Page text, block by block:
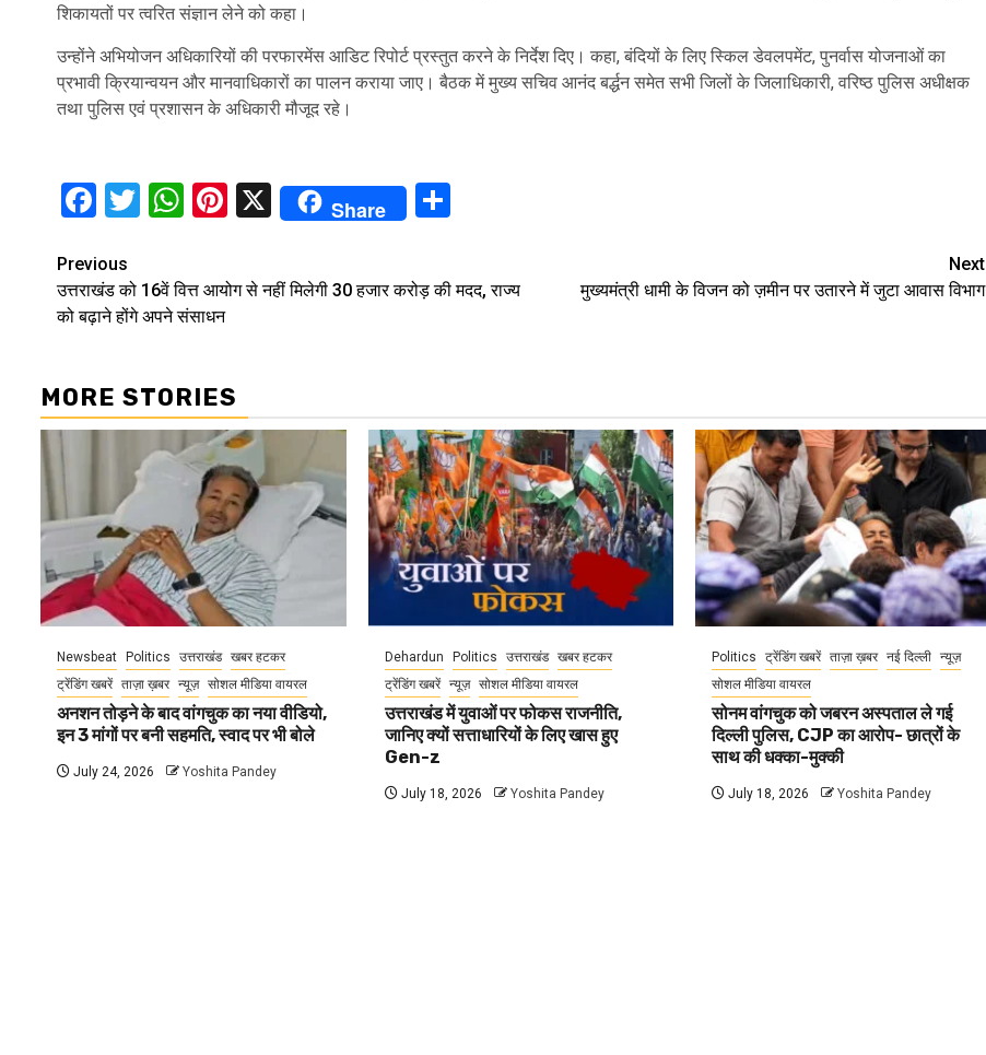
शिकायतों पर त्वरित संज्ञान लेने को कहा।
उन्होंने अभियोजन अधिकारियों की परफारमेंस आडिट रिपोर्ट प्रस्तुत करने के निर्देश दिए। कहा, बंदियों के लिए स्किल डेवलपमेंट, पुनर्वास योजनाओं का
प्रभावी क्रियान्वयन और मानवाधिकारों का पालन कराया जाए। बैठक में मुख्य सचिव आनंद बर्द्धन समेत सभी जिलों के जिलाधिकारी, वरिष्ठ पुलिस अधीक्षक
तथा पुलिस एवं प्रशासन के अधिकारी मौजूद रहे।
Facebook
Twitter
WhatsApp
Pinterest
X Share
Continue
Reading
Previous
उत्तराखंड को 16वें वित्त आयोग से नहीं मिलेगी 30 हजार करोड़ की मदद, राज्य
को बढ़ाने होंगे अपने संसाधन
Next
मुख्यमंत्री धामी के विजन को ज़मीन पर उतारने में जुटा आवास विभाग
MORE STORIES
Newsbeat Politics उत्तराखंड खबर हटकर
ट्रेंडिंग खबरें ताज़ा ख़बर न्यूज़ सोशल मीडिया वायरल
अनशन तोड़ने के बाद वांगचुक का नया वीडियो,
इन 3 मांगों पर बनी सहमति, स्वाद पर भी बोले
July 24, 2026 Yoshita Pandey
Dehardun Politics उत्तराखंड खबर हटकर
ट्रेंडिंग खबरें न्यूज़ सोशल मीडिया वायरल
उत्तराखंड में युवाओं पर फोकस राजनीति,
जानिए क्यों सत्ताधारियों के लिए खास हुए
Gen-z
July 18, 2026 Yoshita Pandey
Politics ट्रेंडिंग खबरें ताज़ा ख़बर नई दिल्ली न्यूज़
सोशल मीडिया वायरल
सोनम वांगचुक को जबरन अस्पताल ले गई
दिल्ली पुलिस, CJP का आरोप- छात्रों के
साथ की धक्का-मुक्की
July 18, 2026 Yoshita Pandey